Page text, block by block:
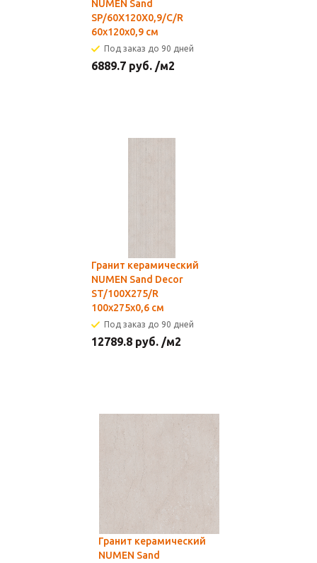
NUMEN Sand
SP/60X120X0,9/C/R
60х120x0,9 см
Под заказ до 90 дней
6889.7 руб. /м2
Гранит керамический
NUMEN Sand Decor
ST/100X275/R
100х275x0,6 см
Под заказ до 90 дней
12789.8 руб. /м2
Гранит керамический
NUMEN Sand